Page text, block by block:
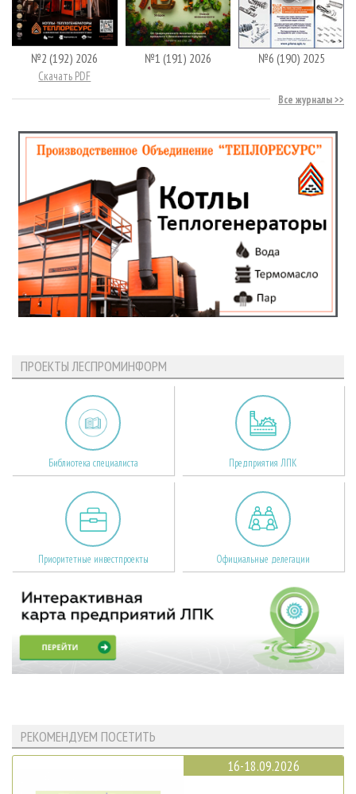
№2 (192) 2026
Скачать PDF
№1 (191) 2026 №6 (190) 2025
Все журналы
ПРОЕКТЫ ЛЕСПРОМИНФОРМ
Библиотека специалиста Предприятия ЛПК
Приоритетные инвестпроекты Официальные делегации
РЕКОМЕНДУЕМ ПОСЕТИТЬ
16-18.09.2026